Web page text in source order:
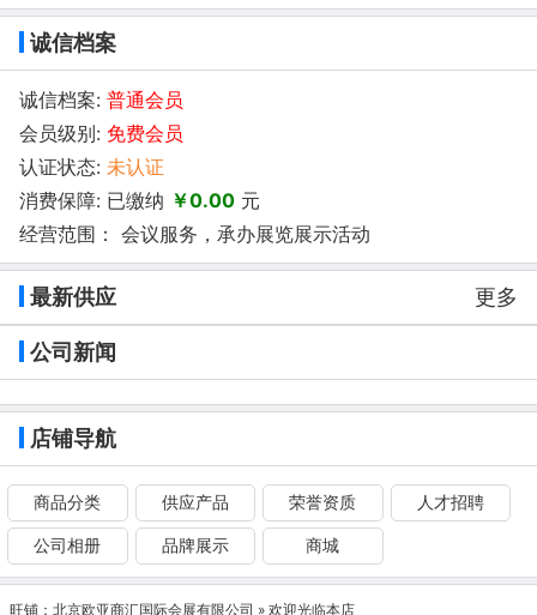
诚信档案
诚信档案: 普通会员
会员级别: 免费会员
认证状态: 未认证
消费保障: 已缴纳 ￥0.00 元
经营范围： 会议服务，承办展览展示活动
最新供应 更多
公司新闻
店铺导航
商品分类 供应产品 荣誉资质 人才招聘
公司相册 品牌展示 商城
旺铺： 北京欧亚商汇国际会展有限公司 » 欢迎光临本店